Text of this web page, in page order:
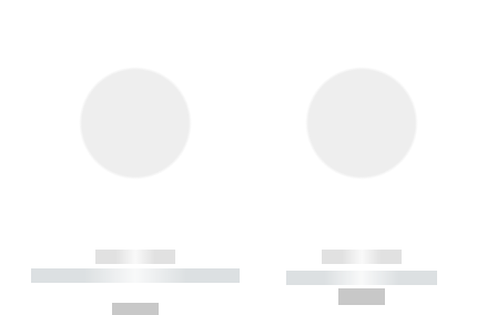
------------
----------- ----------- --------
------------
----------- -----------